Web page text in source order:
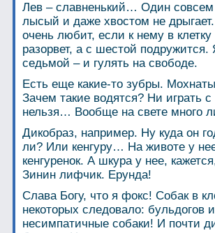
Лев – славненький… Один совсем
лысый и даже хвостом не
очень любит, если к нему в
разорвет, а с шестой
седьмой – и гулять на свободе.
Есть еще какие-то зубры.
Зачем такие водятся? Ни играть
нельзя… Вообще на свете много
Дикобраз, например. Ну куда он
ли? Или кенгуру… На животе у
кенгуренок. А шкура у нее,
Зинин лифчик. Ерунда!
Слава Богу, что я фокс! Собак в
некоторых следовало: бульдогов
несимпатичные собаки! И почти